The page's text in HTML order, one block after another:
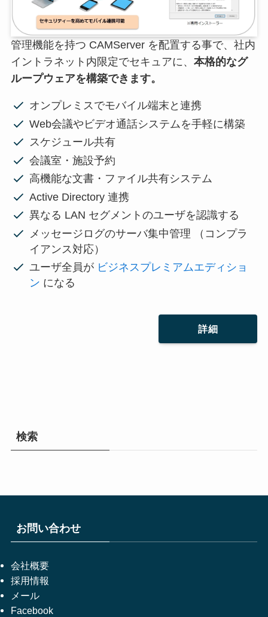
管理機能を持つ CAMServer を配置する事で、社内
イントラネット内限定でセキュアに、 本格的なグ
ループウェアを構築できます。
オンプレミスでモバイル端末と連携
Web会議やビデオ通話システムを手軽に構築
スケジュール共有
会議室・施設予約
高機能な文書・ファイル共有システム
Active Directory 連携
異なる LAN セグメントのユーザを認識する
メッセージログのサーバ集中管理 （コンプラ
イアンス対応）
ユーザ全員が ビジネスプレミアムエディショ
ン になる
詳細
検索
お問い合わせ
会社概要
採用情報
メール
Facebook